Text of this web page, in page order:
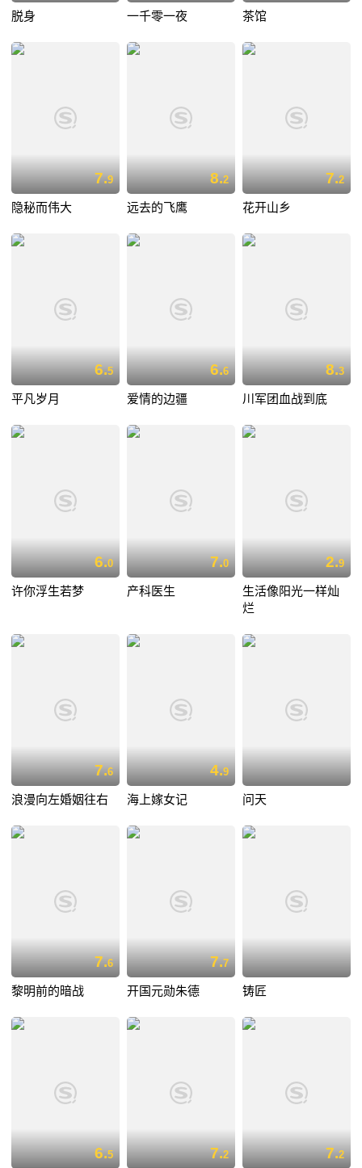
脱身 一千零一夜 茶馆
7.9
隐秘而伟大
8.2
远去的飞鹰
7.2
花开山乡
6.5
平凡岁月
6.6
爱情的边疆
8.3
川军团血战到底
6.0
许你浮生若梦
7.0
产科医生
2.9
生活像阳光一样灿
烂
7.6
浪漫向左婚姻往右
4.9
海上嫁女记 问天
7.6
黎明前的暗战
7.7
开国元勋朱德 铸匠
6.5 7.2 7.2